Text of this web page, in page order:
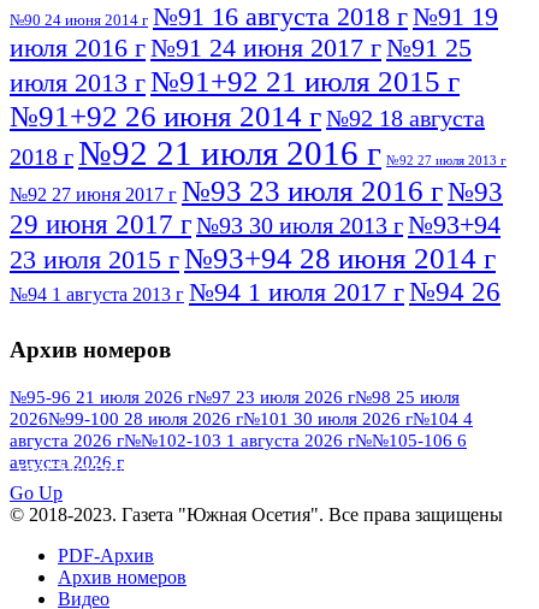
№90 24 июня 2014 г №91 16 августа 2018 г№91 19
июля 2016 г№91 24 июня 2017 г№91 25
июля 2013 г№91+92 21 июля 2015 г
№91+92 26 июня 2014 г№92 18 августа
2018 г№92 21 июля 2016 г №92 27 июля 2013 г
№92 27 июня 2017 г №93 23 июля 2016 г№93
29 июня 2017 г№93 30 июля 2013 г№93+94
23 июля 2015 г№93+94 28 июня 2014 г
№94 1 августа 2013 г №94 1 июля 2017 г№94 26
№95 7 августа 2012 г
№95 28 июля 2016 г№95+96 3 августа
2013 г№96 6 июля 2017 г№96 9 августа
2012 г №96 28 июля 2015 г
№96+97 30 июля 2016 г
№97 11 августа 2012 г
№97 30 июля 2015 г
Архив номеров
№95-96 21 июля 2026 г№97 23 июля 2026 г№98 25 июля
2026№99-100 28 июля 2026 г№101 30 июля 2026 г№104 4
августа 2026 г№№102-103 1 августа 2026 г№№105-106 6
августа 2026 г
ПОСМОТРЕТЬ ВСЕ
Go Up
© 2018-2023. Газета "Южная Осетия". Все права защищены
PDF-Архив
Архив номеров
Видео